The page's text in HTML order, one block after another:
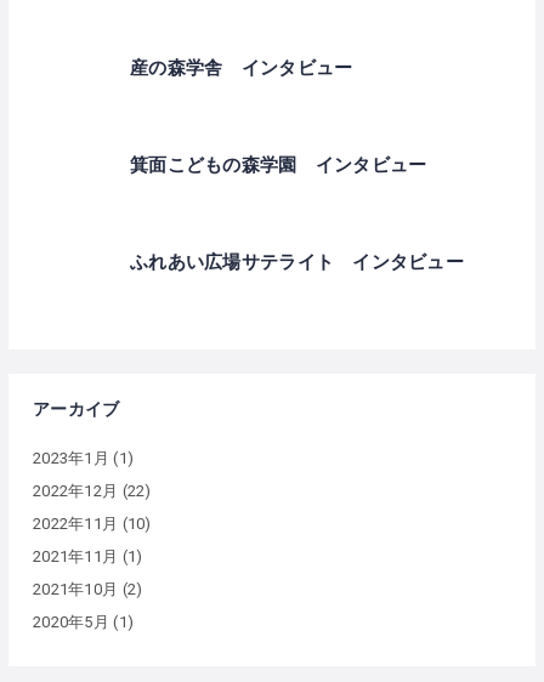
産の森学舎 インタビュー
箕面こどもの森学園 インタビュー
ふれあい広場サテライト インタビュー
アーカイブ
2023年1月 (1)
2022年12月 (22)
2022年11月 (10)
2021年11月 (1)
2021年10月 (2)
2020年5月 (1)